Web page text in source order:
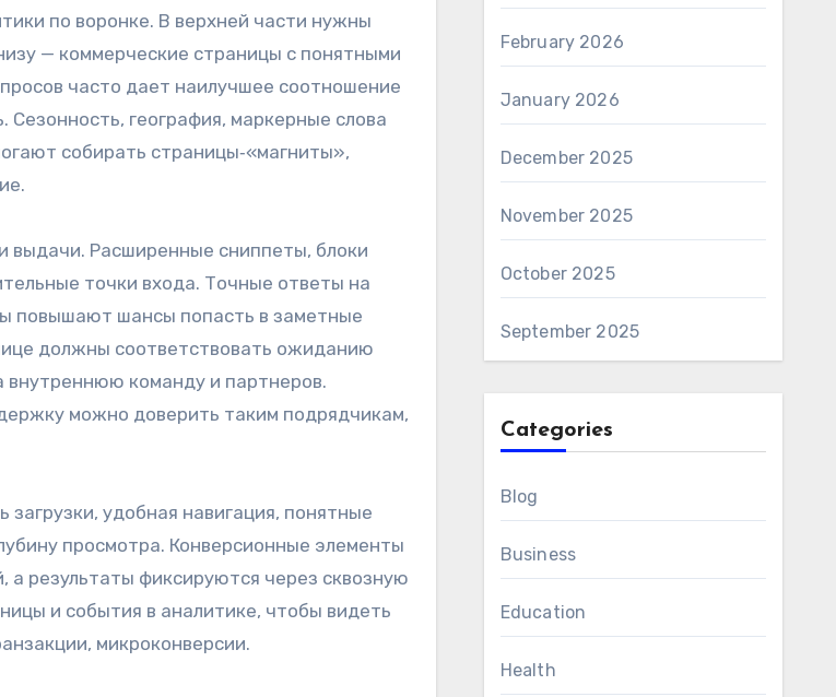
по воронке. В верхней части нужны
— коммерческие страницы с понятными
часто дает наилучшее соотношение
география, маркерные слова
собирать страницы‑«магниты»,
выдачи. Расширенные сниппеты, блоки
точки входа. Точные ответы на
повышают шансы попасть в заметные
должны соответствовать ожиданию
внутреннюю команду и партнеров.
можно доверить таким подрядчикам,
удобная навигация, понятные
просмотра. Конверсионные элементы
результаты фиксируются через сквозную
и события в аналитике, чтобы видеть
микроконверсии.
February 2026
January 2026
December 2025
November 2025
October 2025
September 2025
Categories
Blog
Business
Education
Health